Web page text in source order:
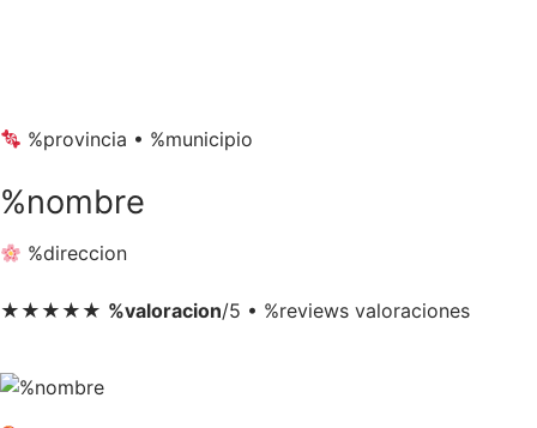
%provincia • %municipio
%nombre
%direccion
★★★★★ %valoracion/5 • %reviews valoraciones